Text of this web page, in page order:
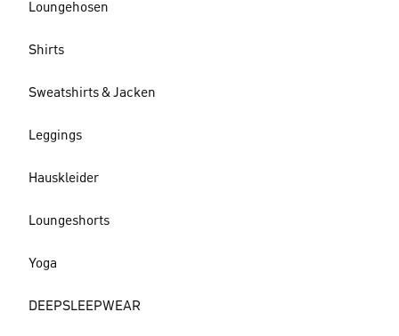
Loungehosen
Shirts
Sweatshirts & Jacken
Leggings
Hauskleider
Loungeshorts
Yoga
DEEPSLEEPWEAR